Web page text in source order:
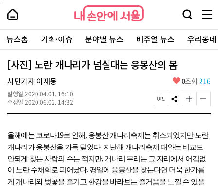
본
로
가
내
손
안
에
서
울
-
서
울
시
대
표
소
털
내
손
에
울
검
창
열
기
메
뉴
전
체
보
주
요
서
뉴스홈 기획·이슈 분야별 뉴스 비주얼 뉴스 우리동
[사진] 노란 개나리가 넘실대는 응봉산의 봄
시민기자 이재몽
발행일 2020.04.01. 16:10
수정일 2020.06.02. 14:32
좋
요
0조회 216
페
이
R
L
복
사
S
N
유
하
기
글
자
크
게
변
경
하
기
글
자
작
경
하
기
올해에는 코로나19로 인해, 응봉산 개나리축제는 취소되었지만 노란
개나리가 응봉산을 가득 덮었다. 지난해 개나리축제 때와는 비교도
안되게 찾는 사람의 수는 적지만, 개나리 무리는 그 자리에서 어김없
이 노란 수채화로 피어났다. 평일에 응봉산을 찾는다면 더욱 한가롭
게 개나리와 벚꽃을 즐기고 한강을 바라보는 즐거움을 느낄 수 있을
페
상
단
로